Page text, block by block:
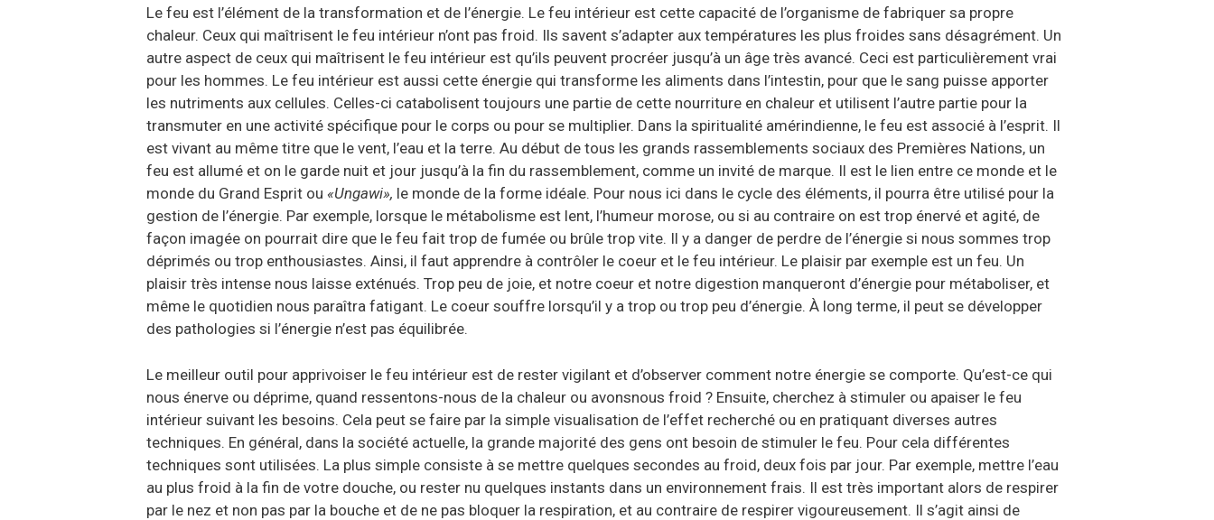
Le feu est l’élément de la transformation et de l’énergie. Le feu intérieur est cette capacité de l’organisme de fabriquer sa propre
chaleur. Ceux qui maîtrisent le feu intérieur n’ont pas froid. Ils savent s’adapter aux températures les plus froides sans désagrément. Un
autre aspect de ceux qui maîtrisent le feu intérieur est qu’ils peuvent procréer jusqu’à un âge très avancé. Ceci est particulièrement vrai
pour les hommes. Le feu intérieur est aussi cette énergie qui transforme les aliments dans l’intestin, pour que le sang puisse apporter
les nutriments aux cellules. Celles-ci catabolisent toujours une partie de cette nourriture en chaleur et utilisent l’autre partie pour la
transmuter en une activité spécifique pour le corps ou pour se multiplier. Dans la spiritualité amérindienne, le feu est associé à l’esprit. Il
est vivant au même titre que le vent, l’eau et la terre. Au début de tous les grands rassemblements sociaux des Premières Nations, un
feu est allumé et on le garde nuit et jour jusqu’à la fin du rassemblement, comme un invité de marque. Il est le lien entre ce monde et le
monde du Grand Esprit ou «Ungawi», le monde de la forme idéale. Pour nous ici dans le cycle des éléments, il pourra être utilisé pour la
gestion de l’énergie. Par exemple, lorsque le métabolisme est lent, l’humeur morose, ou si au contraire on est trop énervé et agité, de
façon imagée on pourrait dire que le feu fait trop de fumée ou brûle trop vite. Il y a danger de perdre de l’énergie si nous sommes trop
déprimés ou trop enthousiastes. Ainsi, il faut apprendre à contrôler le coeur et le feu intérieur. Le plaisir par exemple est un feu. Un
plaisir très intense nous laisse exténués. Trop peu de joie, et notre coeur et notre digestion manqueront d’énergie pour métaboliser, et
même le quotidien nous paraîtra fatigant. Le coeur souffre lorsqu’il y a trop ou trop peu d’énergie. À long terme, il peut se développer
des pathologies si l’énergie n’est pas équilibrée.
Le meilleur outil pour apprivoiser le feu intérieur est de rester vigilant et d’observer comment notre énergie se comporte. Qu’est-ce qui
nous énerve ou déprime, quand ressentons-nous de la chaleur ou avonsnous froid ? Ensuite, cherchez à stimuler ou apaiser le feu
intérieur suivant les besoins. Cela peut se faire par la simple visualisation de l’effet recherché ou en pratiquant diverses autres
techniques. En général, dans la société actuelle, la grande majorité des gens ont besoin de stimuler le feu. Pour cela différentes
techniques sont utilisées. La plus simple consiste à se mettre quelques secondes au froid, deux fois par jour. Par exemple, mettre l’eau
au plus froid à la fin de votre douche, ou rester nu quelques instants dans un environnement frais. Il est très important alors de respirer
par le nez et non pas par la bouche et de ne pas bloquer la respiration, et au contraire de respirer vigoureusement. Il s’agit ainsi de